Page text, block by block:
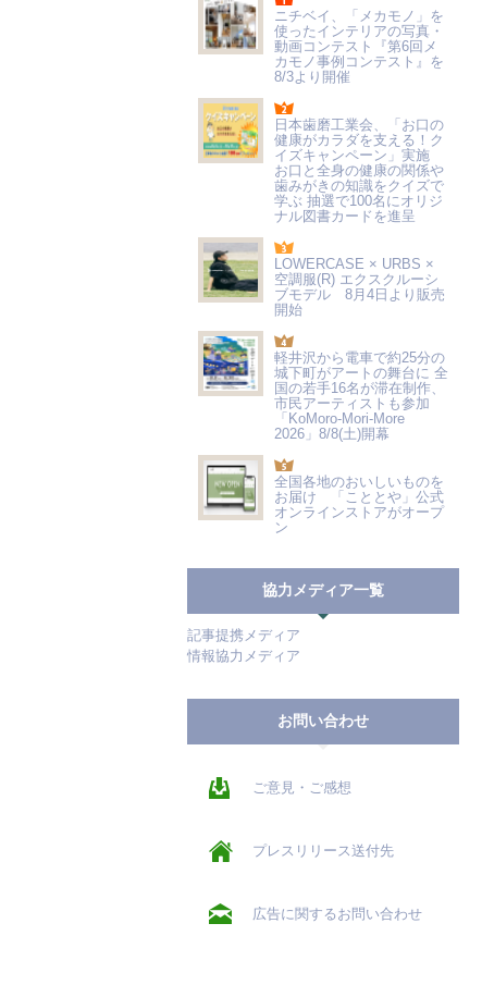
ニチベイ、「メカモノ」を
使ったインテリアの写真・
動画コンテスト『第6回メ
カモノ事例コンテスト』を
8/3より開催
日本歯磨工業会、「お口の
健康がカラダを支える！ク
イズキャンペーン」実施
お口と全身の健康の関係や
歯みがきの知識をクイズで
学ぶ 抽選で100名にオリジ
ナル図書カードを進呈
LOWERCASE × URBS ×
空調服(R) エクスクルーシ
ブモデル 8月4日より販売
開始
軽井沢から電車で約25分の
城下町がアートの舞台に 全
国の若手16名が滞在制作、
市民アーティストも参加
「KoMoro-Mori-More
2026」8/8(土)開幕
全国各地のおいしいものを
お届け 「こととや」公式
オンラインストアがオープ
ン
協力メディア一覧
記事提携メディア
情報協力メディア
お問い合わせ
ご意見・ご感想
プレスリリース送付先
広告に関するお問い合わせ